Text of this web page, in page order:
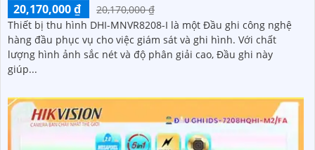
20,170,000 ₫
20,170,000 ₫
Thiết bị thu hình DHI-MNVR8208-I là một Đầu ghi công nghệ
hàng đầu phục vụ cho việc giám sát và ghi hình. Với chất
lượng hình ảnh sắc nét và độ phân giải cao, Đầu ghi này
giúp...